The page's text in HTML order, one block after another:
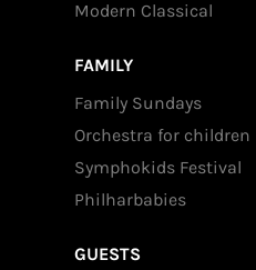
Modern Classical
FAMILY
Family Sundays
Orchestra for children
Symphokids Festival
Philharbabies
GUESTS